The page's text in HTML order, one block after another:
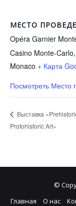
МЕСТО
Opéra Garnier
Casino Monte-
Monaco + Карта
Посмотреть Место
Выставка
Protohistoric Art»
©
Главная
О нас